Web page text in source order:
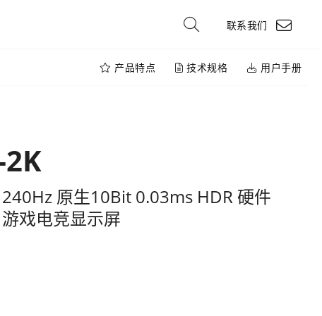
联系我们
产品特点 技术规格 用户手册
原生10Bit 0.03ms HDR 硬件
戏电竞显示屏